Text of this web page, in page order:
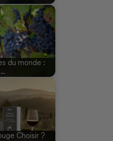
du monde :
Choisir ?